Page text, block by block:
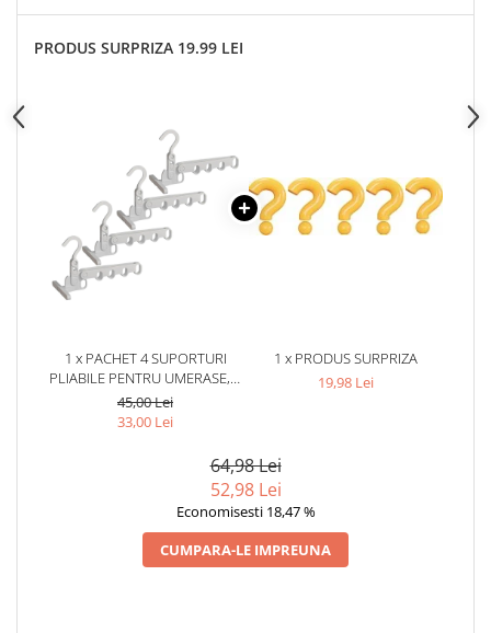
PRODUS SURPRIZA 19.99 LEI
1 x PACHET 4 SUPORTURI
PLIABILE PENTRU UMERASE, 5
GAURI, ROTIRE 360°,
ORGANIZATOR HAINE PENTRU
45,00 Lei
33,00 Lei
1 x PRODUS SURPRIZA
19,98 Lei
64,98 Lei
52,98 Lei
Economisesti 18,47 %
CUMPARA-LE IMPREUNA